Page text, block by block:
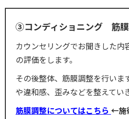
③コンディショニング 筋
カウンセリングでお聞きした内
の評価をします。
その後整体、筋膜調整を行いま
や違和感、歪みなどを整えてい
筋膜調整についてはこちら ←施